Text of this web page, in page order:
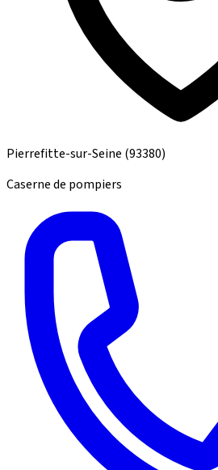
Pierrefitte-sur-Seine (93380)
Caserne de pompiers